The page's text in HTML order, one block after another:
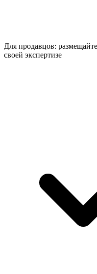
Для продавцов:
своей экспертизе